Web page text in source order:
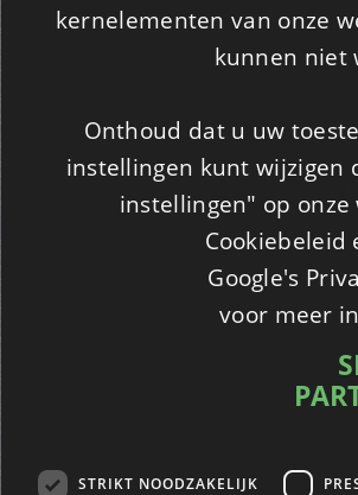
kernelementen van onze
kunnen niet
Onthoud dat u uw
instellingen kunt wijzigen
instellingen" op
Cookiebeleid
Google's
voor meer
STRIKT NOODZAKELIJK